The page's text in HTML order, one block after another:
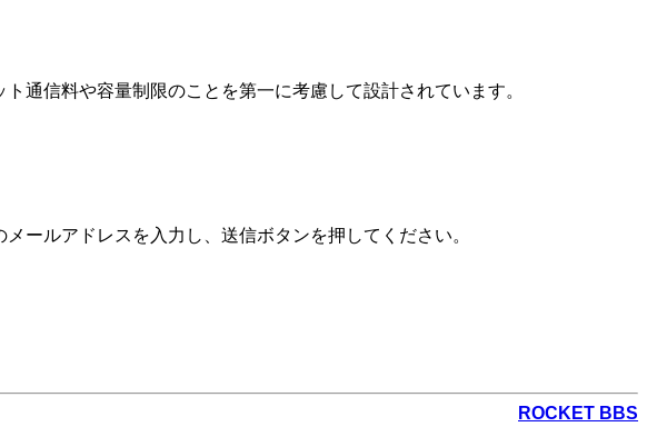
通信料や容量制限のことを第一に考慮して設計されています。
ールアドレスを入力し、送信ボタンを押してください。
ROCKET BBS